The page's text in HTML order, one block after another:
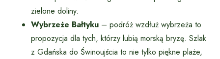
zielone doliny.
Wybrzeże Bałtyku – podróż wzdłuż wybrzeża to
propozycja dla tych, którzy lubią morską bryzę. Szlak
z Gdańska do Świnoujścia to nie tylko piękne plaże,